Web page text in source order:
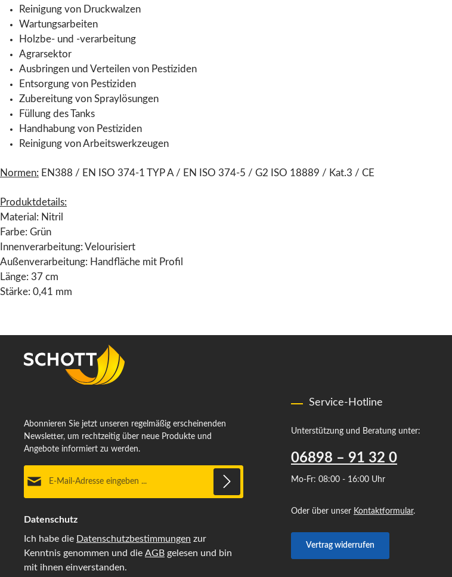
Reinigung von Druckwalzen
Wartungsarbeiten
Holzbe- und -verarbeitung
Agrarsektor
Ausbringen und Verteilen von Pestiziden
Entsorgung von Pestiziden
Zubereitung von Spraylösungen
Füllung des Tanks
Handhabung von Pestiziden
Reinigung von Arbeitswerkzeugen
Normen: EN388 / EN ISO 374-1 TYP A / EN ISO 374-5 / G2 ISO 18889 / Kat.3 / CE
Produktdetails:
Material: Nitril
Farbe: Grün
Innenverarbeitung: Velourisiert
Außenverarbeitung: Handfläche mit Profil
Länge: 37 cm
Stärke: 0,41 mm
Abonnieren Sie jetzt unseren regelmäßig erscheinenden
Newsletter, um rechtzeitig über neue Produkte und
Angebote informiert zu werden.
Datenschutz
Ich habe die Datenschutzbestimmungen zur
Kenntnis genommen und die AGB gelesen und bin
mit ihnen einverstanden.
Service-Hotline
Unterstützung und Beratung unter:
06898 – 91 32 0
Mo-Fr: 08:00 - 16:00 Uhr
Oder über unser Kontaktformular.
Vertrag widerrufen